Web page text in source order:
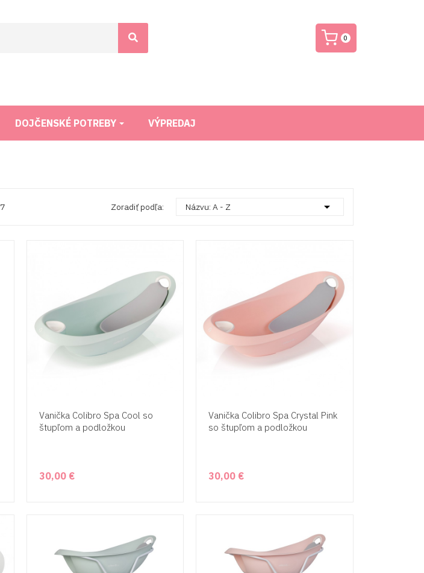
0
DOJČENSKÉ POTREBY VÝPREDAJ
Zoradiť podľa: Názvu: A - Z 
Vanička Colibro Spa Cool so
štupľom a podložkou
30,00 €
Vanička Colibro Spa Crystal Pink
so štupľom a podložkou
30,00 €